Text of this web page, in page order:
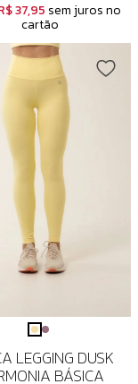
37,95 sem juros no
cartão
LEGGING DUSK
BÁSICA